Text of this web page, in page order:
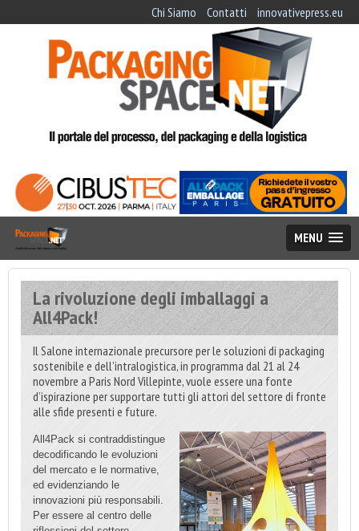
Chi Siamo Contatti innovativepress.eu
MENU
La rivoluzione degli imballaggi a
All4Pack!
Il Salone internazionale precursore per le soluzioni di packaging
sostenibile e dell’intralogistica, in programma dal 21 al 24
novembre a Paris Nord Villepinte, vuole essere una fonte
d’ispirazione per supportare tutti gli attori del settore di fronte
alle sfide presenti e future.
All4Pack si contraddistingue
decodificando le evoluzioni
del mercato e le normative,
ed evidenziando le
innovazioni più responsabili.
Per essere al centro delle